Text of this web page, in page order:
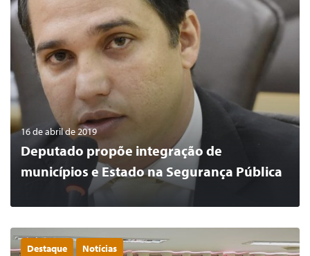
0
16 de abril de 2019
Deputado propõe integração de
municípios e Estado na Segurança Pública
Destaque Notícias